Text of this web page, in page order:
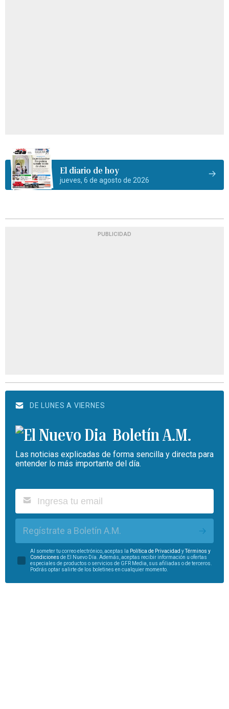
El diario de hoy
jueves, 6 de agosto de 2026
PUBLICIDAD
DE LUNES A VIERNES
Boletín A.M.
Las noticias explicadas de forma sencilla y directa para
entender lo más importante del día.
Regístrate a Boletín A.M.
Al someter tu correo electrónico, aceptas la Política de Privacidad y
Términos y
Condiciones de El Nuevo Día. Además, aceptas recibir información u ofertas
especiales de productos o servicios de GFR Media, sus afiliadas o de terceros.
Podrás optar salirte de los boletines en cualquier momento.